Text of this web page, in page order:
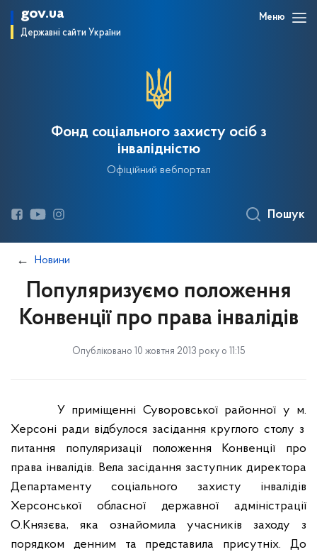
gov.ua
Державні сайти України
Меню
Фонд соціального захисту осіб з
інвалідністю
Офіційний вебпортал
Пошук
Новини
Популяризуємо положення
Конвенції про права інвалідів
Опубліковано 10 жовтня 2013 року о 11:15
У приміщенні Суворовської районної у м.
Херсоні ради відбулося засідання круглого столу з
питання популяризації положення Конвенції про
права інвалідів. Вела засідання заступник директора
Департаменту соціального захисту інвалідів
Херсонської обласної державної адміністрації
О.Князєва, яка ознайомила учасників заходу з
порядком денним та представила присутніх. До